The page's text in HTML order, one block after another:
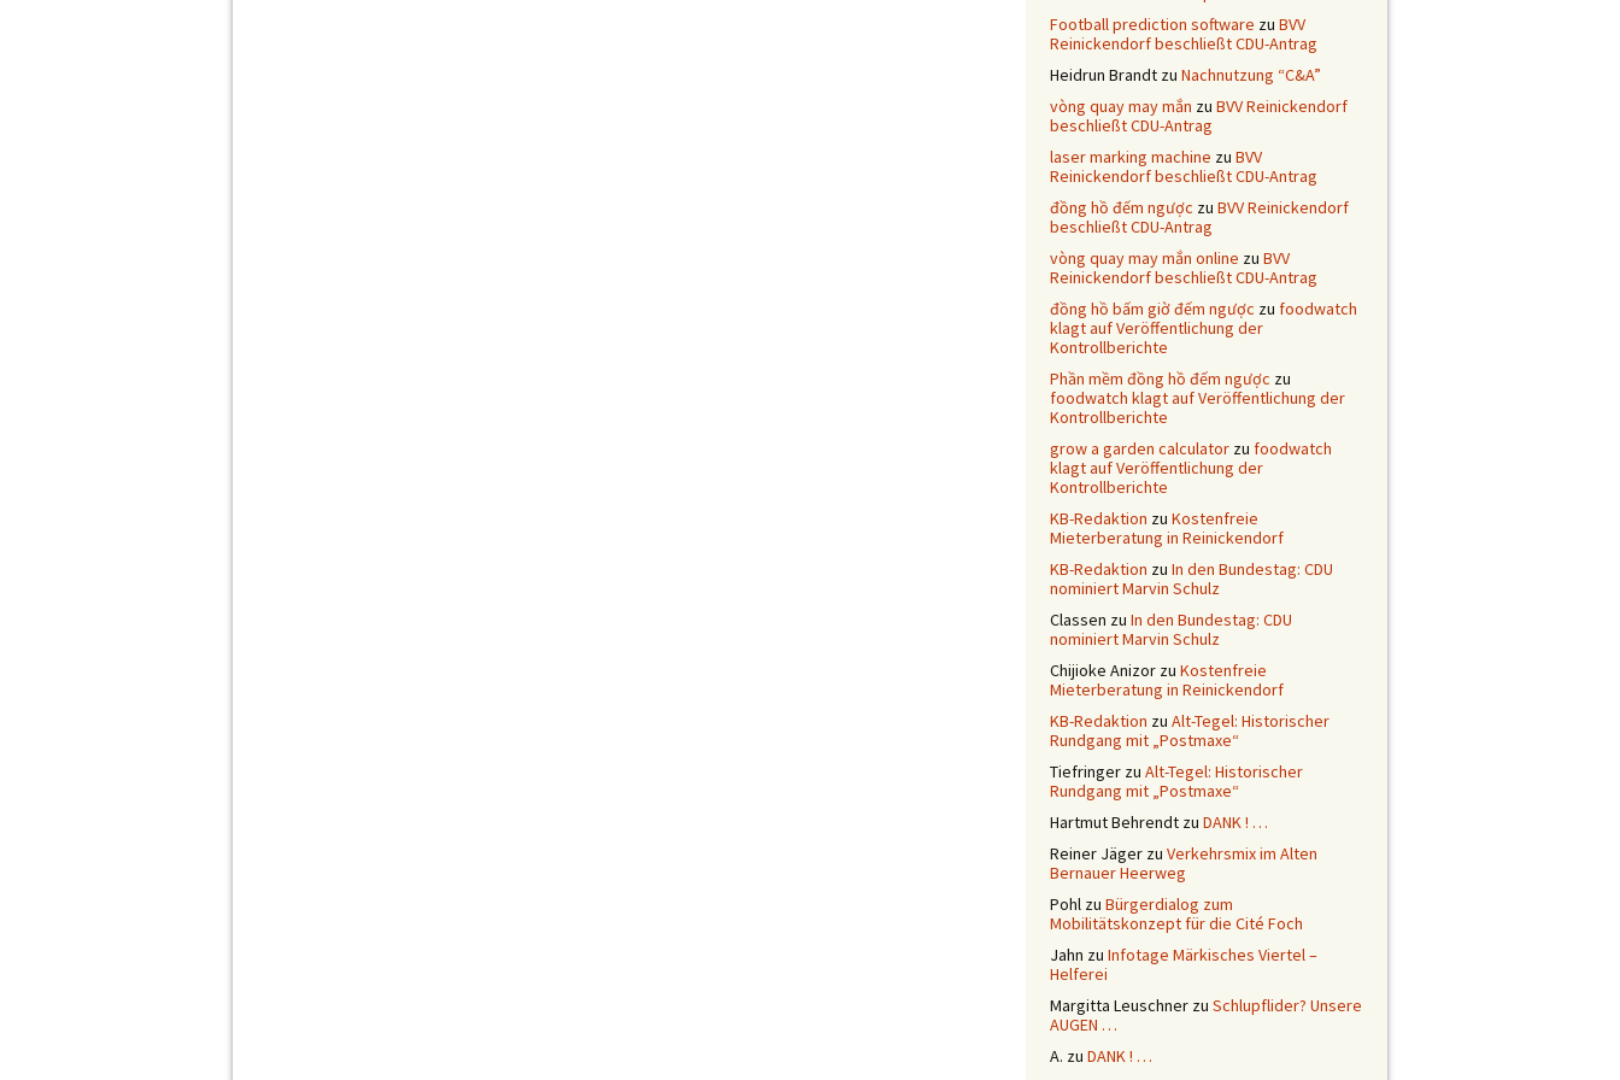
Football prediction software zu BVV
Reinickendorf beschließt CDU-Antrag
Heidrun Brandt zu Nachnutzung “C&A”
vòng quay may mắn zu BVV Reinickendorf
beschließt CDU-Antrag
laser marking machine zu BVV
Reinickendorf beschließt CDU-Antrag
đồng hồ đếm ngược zu BVV Reinickendorf
beschließt CDU-Antrag
vòng quay may mắn online zu BVV
Reinickendorf beschließt CDU-Antrag
đồng hồ bấm giờ đếm ngược zu foodwatch
klagt auf Veröffentlichung der
Kontrollberichte
Phần mềm đồng hồ đếm ngược zu
foodwatch klagt auf Veröffentlichung der
Kontrollberichte
grow a garden calculator zu foodwatch
klagt auf Veröffentlichung der
Kontrollberichte
KB-Redaktion zu Kostenfreie
Mieterberatung in Reinickendorf
KB-Redaktion zu In den Bundestag: CDU
nominiert Marvin Schulz
Classen zu In den Bundestag: CDU
nominiert Marvin Schulz
Chijioke Anizor zu Kostenfreie
Mieterberatung in Reinickendorf
KB-Redaktion zu Alt-Tegel: Historischer
Rundgang mit „Postmaxe“
Tiefringer zu Alt-Tegel: Historischer
Rundgang mit „Postmaxe“
Hartmut Behrendt zu DANK ! …
Reiner Jäger zu Verkehrsmix im Alten
Bernauer Heerweg
Pohl zu Bürgerdialog zum
Mobilitätskonzept für die Cité Foch
Jahn zu Infotage Märkisches Viertel –
Helferei
Margitta Leuschner zu Schlupflider? Unsere
AUGEN …
A. zu DANK ! …